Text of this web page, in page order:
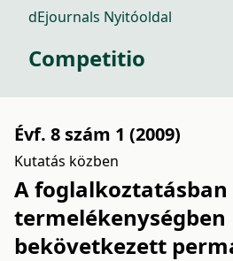
dEjournals Nyitóoldal
Competitio
Évf. 8 szám 1 (2009)
Kutatás közben
A foglalkoztatásban
termelékenységben
bekövetkezett